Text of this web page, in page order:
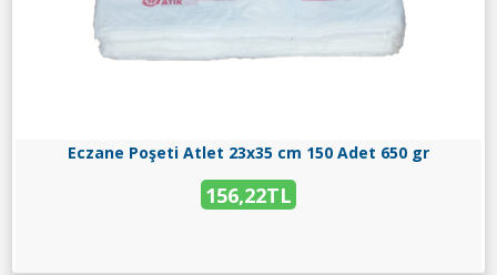
Eczane Poşeti Atlet 23x35 cm 150 Adet 650 gr
156,22TL